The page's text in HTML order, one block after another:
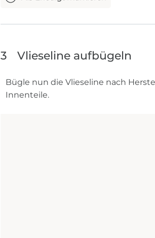
3 Vlieseline aufbügeln
Bügle nun die Vlieseline nach
Innenteile.